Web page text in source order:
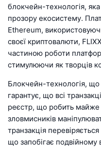
блокчейн-технологія,
прозору екосистему.
Ethereum,
своєї криптовалюти,
частиною роботи
стимулюючи як творців
Блокчейн-технологія,
гарантує, що всі
реєстр, що робить
зловмисників
транзакція
що запобігає